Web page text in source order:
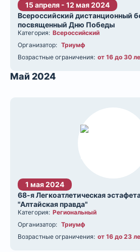
15 апреля - 12 мая 2024
Всероссийский дистанционный
посвященный Дню Победы
Категория: Всероссийский
Организатор: Триумф
Возрастные ограничения: от 16 до 30
Май 2024
1 мая 2024
68-я Легкоатлетическая
"Алтайская правда"
Категория: Региональный
Организатор: Триумф
Возрастные ограничения: от 16 до 23